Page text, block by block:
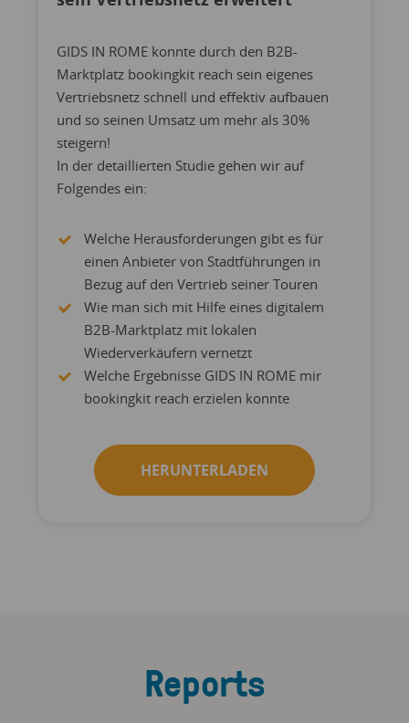
GIDS IN ROME konnte durch den B2B-
Marktplatz bookingkit reach sein eigenes
Vertriebsnetz schnell und effektiv aufbauen
und so seinen Umsatz um mehr als 30%
steigern!
In der detaillierten Studie gehen wir auf
Folgendes ein:
Welche Herausforderungen gibt es für
einen Anbieter von Stadtführungen in
Bezug auf den Vertrieb seiner Touren
Wie man sich mit Hilfe eines digitalem
B2B-Marktplatz mit lokalen
Wiederverkäufern vernetzt
Welche Ergebnisse GIDS IN ROME mir
bookingkit reach erzielen konnte
HERUNTERLADEN
Reports